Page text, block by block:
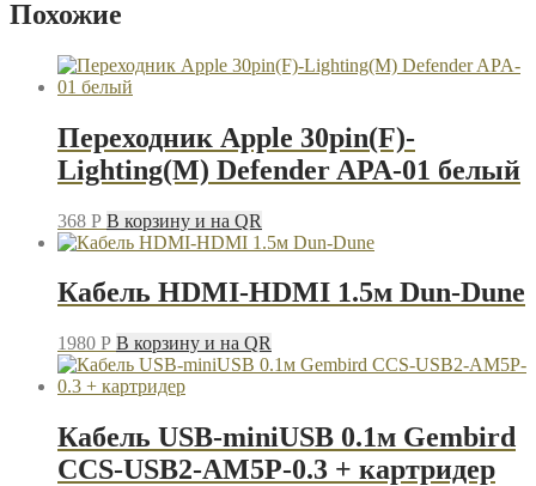
1.5м
0231
Похожие
Переходник Apple 30pin(F)-
Lighting(M) Defender APA-01 белый
368 P В корзину и на QR
Кабель HDMI-HDMI 1.5м Dun-Dune
1980 P В корзину и на QR
Кабель USB-miniUSB 0.1м Gembird
CCS-USB2-AM5P-0.3 + картридер